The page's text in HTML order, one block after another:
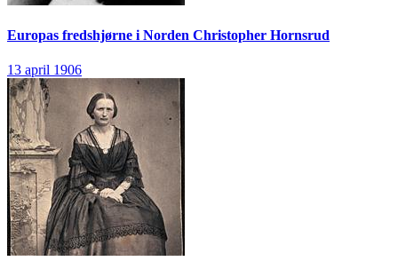
Europas fredshjørne i Norden Christopher Hornsrud
13 april 1906